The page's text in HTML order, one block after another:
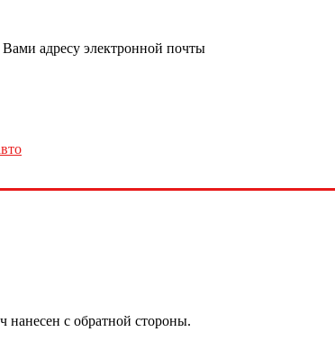
адресу электронной почты
нанесен с обратной стороны.